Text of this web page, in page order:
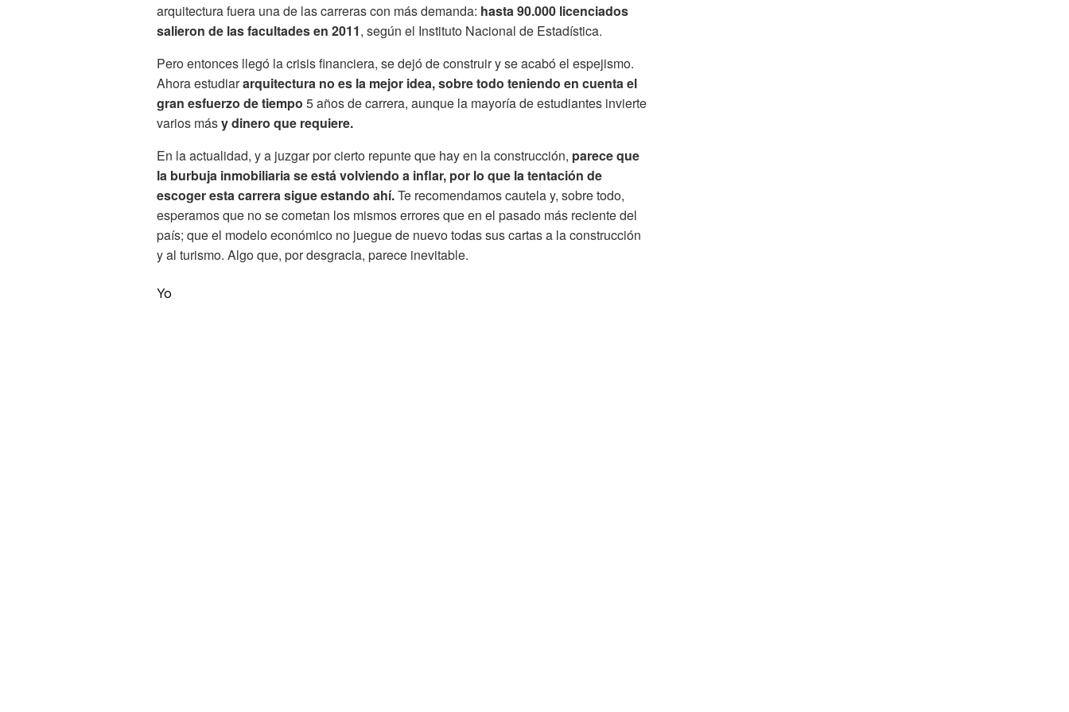
arquitectura fuera una de las carreras con más demanda: hasta 90.000 licenciados
salieron de las facultades en 2011, según el Instituto Nacional de Estadística.
Pero entonces llegó la crisis financiera, se dejó de construir y se acabó el espejismo.
Ahora estudiararquitectura no es la mejor idea, sobre todo teniendo en cuenta el
gran esfuerzo de tiempo 5 años de carrera, aunque la mayoría de estudiantes invierte
varios másy dinero que requiere.
En la actualidad, y a juzgar por cierto repunte que hay en la construcción, parece que
la burbuja inmobiliaria se está volviendo a inflar, por lo que la tentación de
escoger esta carrera sigue estando ahí.Te recomendamos cautela y, sobre todo,
esperamos que no se cometan los mismos errores que en el pasado más reciente del
país; que el modelo económico no juegue de nuevo todas sus cartas a la construcción
y al turismo. Algo que, por desgracia, parece inevitable.
Yo